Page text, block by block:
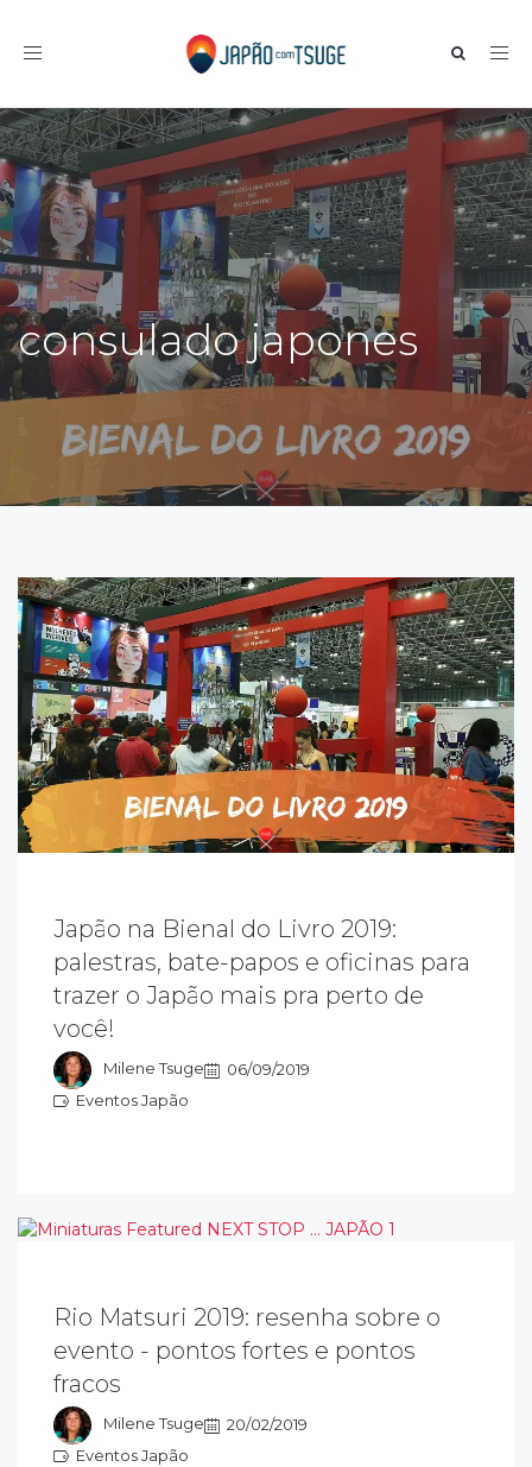
Toggle navigation
consulado japones
Japão na Bienal do Livro 2019:
palestras, bate-papos e oficinas para
trazer o Japão mais pra perto de
você!
Milene Tsuge
06/09/2019
Eventos Japão
que a Bienal do Livro do Rio de Janeiro
a ver com o Japão ? TUDO! Este ano, a
homenageia o Japão e promove
atividades ligadas a terra do sol
Rio Matsuri 2019: resenha sobre o
evento - pontos fortes e pontos
fracos
Milene Tsuge
20/02/2019
Eventos Japão
final de janeiro, aconteceu o Festival Rio
2019, que promove a cultura
trazendo entretenimento para
as idades.